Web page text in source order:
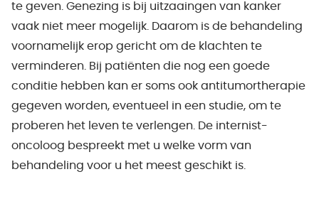
te geven. Genezing is bij uitzaaingen van kanker
vaak niet meer mogelijk. Daarom is de behandeling
voornamelijk erop gericht om de klachten te
verminderen. Bij patiënten die nog een goede
conditie hebben kan er soms ook antitumortherapie
gegeven worden, eventueel in een studie, om te
proberen het leven te verlengen. De internist-
oncoloog bespreekt met u welke vorm van
behandeling voor u het meest geschikt is.